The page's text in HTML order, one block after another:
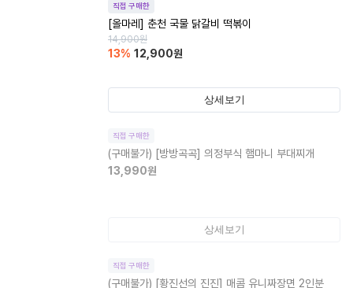
직접 구매한
[올마레] 춘천 국물 닭갈비 떡볶이
14,900원
13% 12,900원
상세보기
직접 구매한
(구매불가) [방방곡곡] 의정부식 햄마니 부대찌개
13,990원
상세보기
직접 구매한
(구매불가) [황진선의 진진] 매콤 유니짜장면 2인분